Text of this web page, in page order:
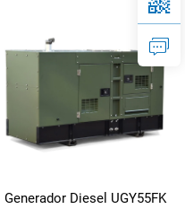
Silenciosa AC Trifásica y
Eficiencia
Generador Diesel UGY55FK